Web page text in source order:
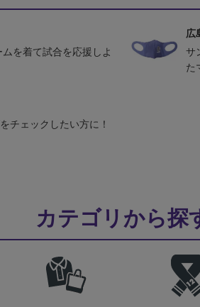
を着て試合を応援しよ
広
サ
た
チェックしたい方に！
カテゴリから探